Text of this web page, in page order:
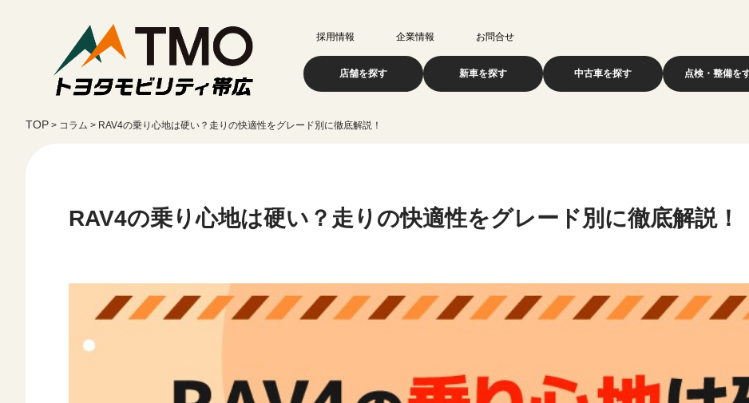
採用情報 企業情報 お問合せ
店舗を探す 新車を探す 中古車を探す 点検・整備を
> コラム > RAV4の乗り心地は硬い？走りの快適性をグレード別に徹底解説！
RAV4の乗り心地は硬い？走りの快適性をグレード別に徹底解説！